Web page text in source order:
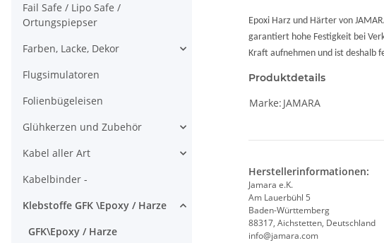
Epoxi Harz und Härter von
garantiert hohe Festigkeit bei
Kraft aufnehmen und ist deshalb
Produktdetails
Marke: JAMARA
Herstellerinformationen:
Jamara e.K.
Am Lauerbühl 5
Baden-Württemberg
88317, Aichstetten, Deutschland
info@jamara.com
Fail Safe / Lipo Safe /
Ortungspiepser
Farben, Lacke, Dekor
Flugsimulatoren
Folienbügeleisen
Glühkerzen und Zubehör
Kabel aller Art
Kabelbinder -
Klebstoffe GFK \Epoxy / Harze
GFK\Epoxy / Harze